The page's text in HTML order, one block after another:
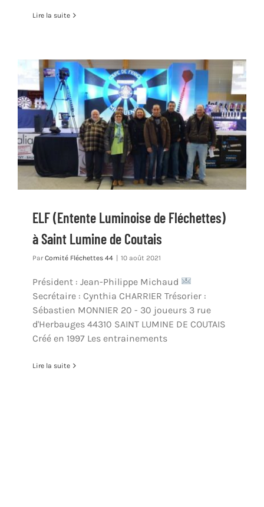
Lire la suite
ELF (Entente Luminoise de Fléchettes)
à Saint Lumine de Coutais
ParComité Fléchettes 44 | 10 août 2021
Président : Jean-Philippe Michaud
Secrétaire : Cynthia CHARRIER Trésorier :
Sébastien MONNIER 20 - 30 joueurs 3 rue
d'Herbauges 44310 SAINT LUMINE DE COUTAIS
Créé en 1997 Les entrainements
Lire la suite